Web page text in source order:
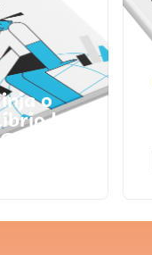
o
|